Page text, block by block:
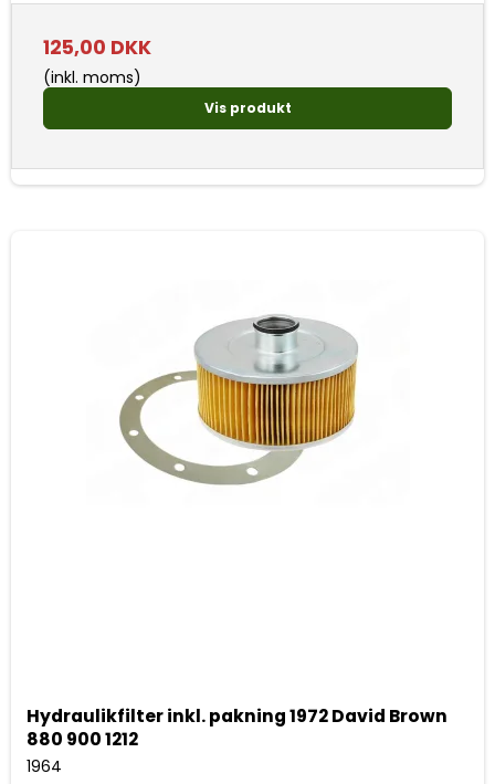
125,00 DKK
(inkl. moms)
Vis produkt
Hydraulikfilter inkl. pakning 1972 David Brown
880 900 1212
1964